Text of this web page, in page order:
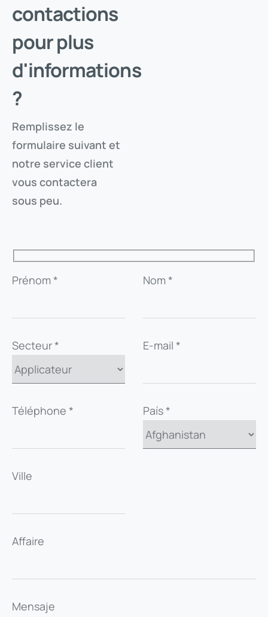
contactions
pour plus
d'informations
?
Remplissez le
formulaire suivant et
notre service client
vous contactera
sous peu.
Prénom * Nom *
Secteur * E-mail *
Téléphone * País *
Ville
Affaire
Mensaje
ENVOYER LE CODE